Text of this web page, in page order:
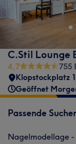
C.Stil Lounge
4,7
755
Klopstockplatz 1
Geöffnet
Passende
Nagelmodellage -